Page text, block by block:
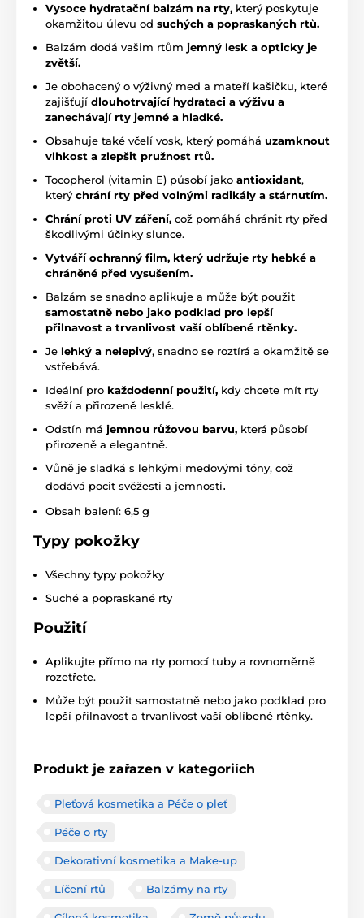
Vysoce hydratační balzám na rty, který poskytuje
okamžitou úlevu od suchých a popraskaných rtů.
Balzám dodá vašim rtům jemný lesk a opticky je
zvětší.
Je obohacený o výživný med a mateří kašičku, které
zajišťují dlouhotrvající hydrataci a výživu a
zanechávají rty jemné a hladké.
Obsahuje také včelí vosk, který pomáhá uzamknout
vlhkost a zlepšit pružnost rtů.
Tocopherol (vitamin E) působí jako antioxidant,
který chrání rty před volnými radikály a stárnutím.
Chrání proti UV záření, což pomáhá chránit rty před
škodlivými účinky slunce.
Vytváří ochranný film, který udržuje rty hebké a
chráněné před vysušením.
Balzám se snadno aplikuje a může být použit
samostatně nebo jako podklad pro lepší
přilnavost a trvanlivost vaší oblíbené rtěnky.
Je lehký a nelepivý, snadno se roztírá a okamžitě se
vstřebává.
Ideální pro každodenní použití, kdy chcete mít rty
svěží a přirozeně lesklé.
Odstín má jemnou růžovou barvu, která působí
přirozeně a elegantně.
Vůně je sladká s lehkými medovými tóny, což
dodává pocit svěžesti a jemnosti.
Obsah balení: 6,5 g
Typy pokožky
Všechny typy pokožky
Suché a popraskané rty
Použití
Aplikujte přímo na rty pomocí tuby a rovnoměrně
rozetřete.
Může být použit samostatně nebo jako podklad pro
lepší přilnavost a trvanlivost vaší oblíbené rtěnky.
Produkt je zařazen v kategoriích
Pleťová kosmetika a Péče o pleť
Péče o rty
Dekorativní kosmetika a Make-up
Líčení rtů Balzámy na rty